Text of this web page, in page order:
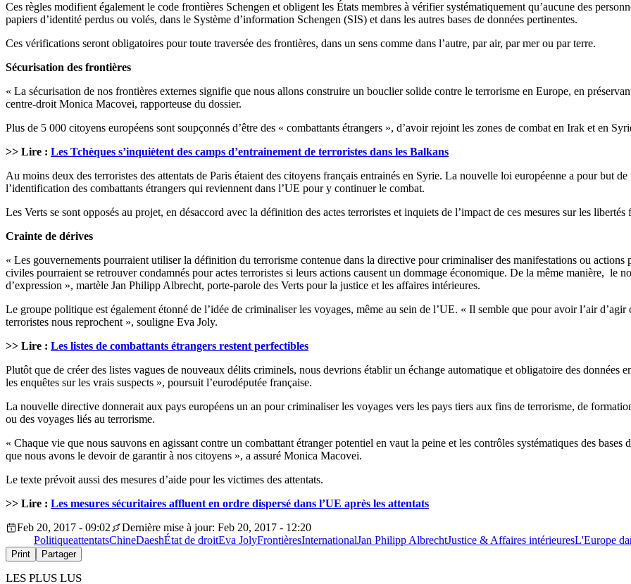
Ces règles modifient également le code frontières Schengen et obligent les États membres à vérifier systématiquement qu’aucune des
papiers d’identité perdus ou volés, dans le Système d’information Schengen (SIS) et dans les autres bases de données pertinentes.
Ces vérifications seront obligatoires pour toute traversée des frontières, dans un sens comme dans l’autre, par air, par mer ou par terre.
Sécurisation des frontières
« La sécurisation de nos frontières externes signifie que nous allons construire un bouclier solide contre le terrorisme en Europe, en
centre-droit Monica Macovei, rapporteuse du dossier.
Plus de 5 000 citoyens européens sont soupçonnés d’être des « combattants étrangers », d’avoir rejoint les zones de combat en Irak et en
>> Lire : Les Tchèques s’inquiètent des camps d’entrainement de terroristes dans les Balkans
Au moins deux des terroristes des attentats de Paris étaient des citoyens français entrainés en Syrie. La nouvelle loi européenne a pour but
l’identification des combattants étrangers qui reviennent dans l’UE pour y continuer le combat.
Les Verts se sont opposés au projet, en désaccord avec la définition des actes terroristes et inquiets de l’impact de ces mesures sur les libertés
Crainte de dérives
« Les gouvernements pourraient utiliser la définition du terrorisme contenue dans la directive pour criminaliser des manifestations ou
civiles pourraient se retrouver condamnés pour actes terroristes si leurs actions causent un dommage économique. De la même manière, le
d’expression », martèle Jan Philipp Albrecht, porte-parole des Verts pour la justice et les affaires intérieures.
Le groupe politique est également étonné de l’idée de criminaliser les voyages, même au sein de l’UE. « Il semble que pour avoir l’air
terroristes nous reprochent », souligne Eva Joly.
>> Lire : Les listes de combattants étrangers restent perfectibles
Plutôt que de créer des listes vagues de nouveaux délits criminels, nous devrions établir un échange automatique et obligatoire des données
les enquêtes sur les vrais suspects », poursuit l’eurodéputée française.
La nouvelle directive donnerait aux pays européens un an pour criminaliser les voyages vers les pays tiers aux fins de terrorisme, de
ou des voyages liés au terrorisme.
« Chaque vie que nous sauvons en agissant contre un combattant étranger potentiel en vaut la peine et les contrôles systématiques des
que nous avons le devoir de garantir à nos citoyens », a assuré Monica Macovei.
Le texte prévoit aussi des mesures d’aide pour les victimes des attentats.
>> Lire : Les mesures sécuritaires affluent en ordre dispersé dans l’UE après les attentats
Feb 20, 2017 - 09:02
Dernière mise à jour: Feb 20, 2017 - 12:20
PolitiqueattentatsChineDaeshÉtat de droitEva JolyFrontièresInternationalJan Philipp AlbrechtJustice & Affaires intérieuresL'Europe
Print Partager
LES PLUS LUS